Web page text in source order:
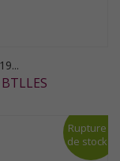
Rupture
de stock